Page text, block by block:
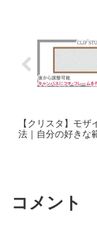
【クリスタ】モ
法｜自分の好きな
コメント